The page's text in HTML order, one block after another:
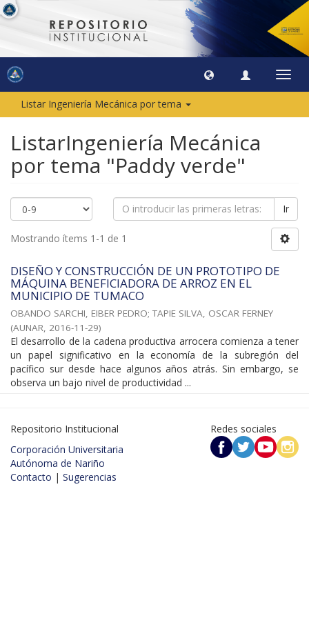
Listar Ingeniería Mecánica por tema
ListarIngeniería Mecánica
por tema "Paddy verde"
Ir
Mostrando ítems 1-1 de 1
DISEÑO Y CONSTRUCCIÓN DE UN PROTOTIPO DE
MÁQUINA BENEFICIADORA DE ARROZ EN EL
MUNICIPIO DE TUMACO
OBANDO SARCHI, EIBER PEDRO; TAPIE SILVA, OSCAR FERNEY
(AUNAR, 2016-11-29)
El desarrollo de la cadena productiva arrocera comienza a tener
un papel significativo en la economía de la subregión del
pacífico sur desde hace algunos años atrás. Sin embargo, se
observa un bajo nivel de productividad ...
Repositorio Institucional
Corporación Universitaria
Autónoma de Nariño
Contacto | Sugerencias
Redes sociales